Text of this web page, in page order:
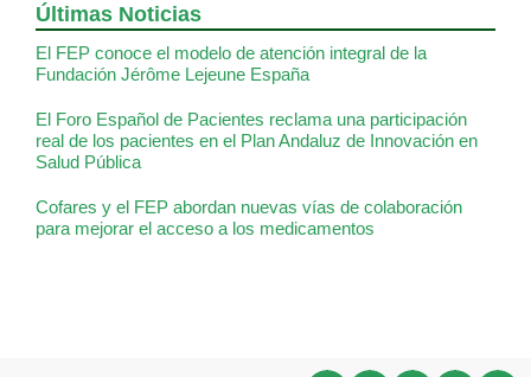
Últimas Noticias
El FEP conoce el modelo de atención integral de la
Fundación Jérôme Lejeune España
El Foro Español de Pacientes reclama una participación
real de los pacientes en el Plan Andaluz de Innovación en
Salud Pública
Cofares y el FEP abordan nuevas vías de colaboración
para mejorar el acceso a los medicamentos